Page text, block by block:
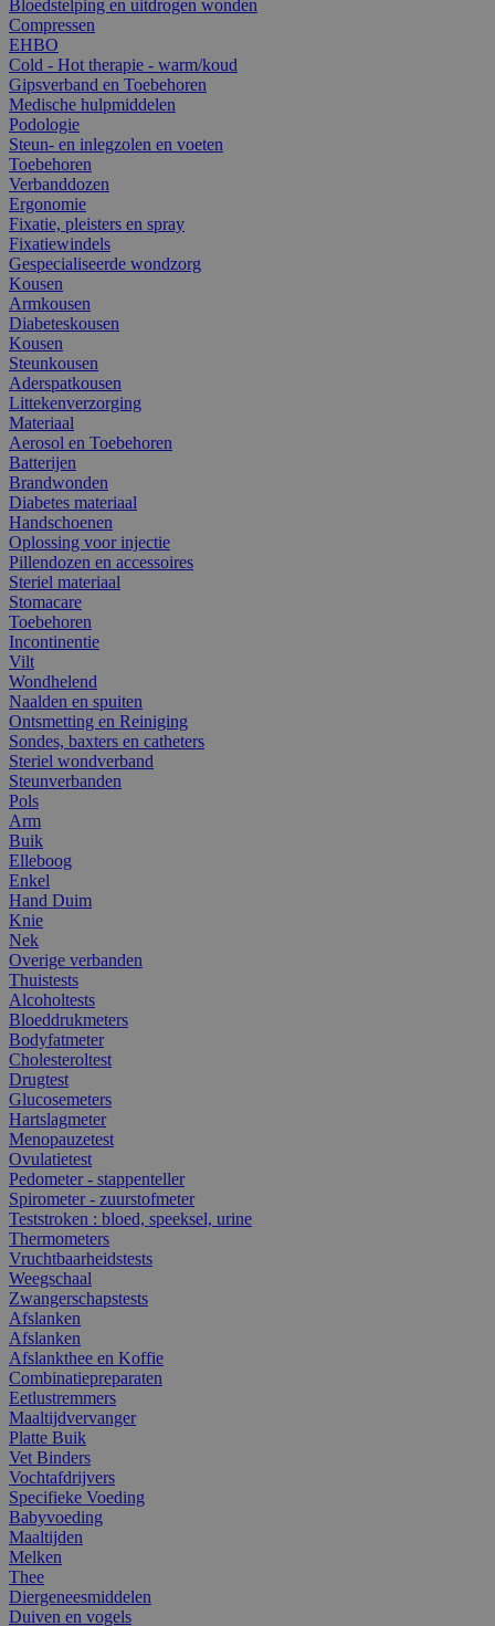
Bloedstelping en uitdrogen wonden
Compressen
EHBO
Cold - Hot therapie - warm/koud
Gipsverband en Toebehoren
Medische hulpmiddelen
Podologie
Steun- en inlegzolen en voeten
Toebehoren
Verbanddozen
Ergonomie
Fixatie, pleisters en spray
Fixatiewindels
Gespecialiseerde wondzorg
Kousen
Armkousen
Diabeteskousen
Kousen
Steunkousen
Aderspatkousen
Littekenverzorging
Materiaal
Aerosol en Toebehoren
Batterijen
Brandwonden
Diabetes materiaal
Handschoenen
Oplossing voor injectie
Pillendozen en accessoires
Steriel materiaal
Stomacare
Toebehoren
Incontinentie
Vilt
Wondhelend
Naalden en spuiten
Ontsmetting en Reiniging
Sondes, baxters en catheters
Steriel wondverband
Steunverbanden
Pols
Arm
Buik
Elleboog
Enkel
Hand Duim
Knie
Nek
Overige verbanden
Thuistests
Alcoholtests
Bloeddrukmeters
Bodyfatmeter
Cholesteroltest
Drugtest
Glucosemeters
Hartslagmeter
Menopauzetest
Ovulatietest
Pedometer - stappenteller
Spirometer - zuurstofmeter
Teststroken : bloed, speeksel, urine
Thermometers
Vruchtbaarheidstests
Weegschaal
Zwangerschapstests
Afslanken
Afslanken
Afslankthee en Koffie
Combinatiepreparaten
Eetlustremmers
Maaltijdvervanger
Platte Buik
Vet Binders
Vochtafdrijvers
Specifieke Voeding
Babyvoeding
Maaltijden
Melken
Thee
Diergeneesmiddelen
Duiven en vogels